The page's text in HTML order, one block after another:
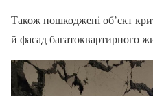
Також пошкоджені об’єкт
й фасад багатоквартирного